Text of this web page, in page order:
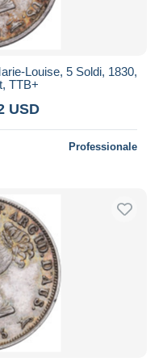
Louise, 5 Soldi, 1830,
TTB+
USD
Professionale